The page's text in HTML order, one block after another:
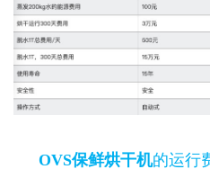
OVS保鲜烘干机的运行